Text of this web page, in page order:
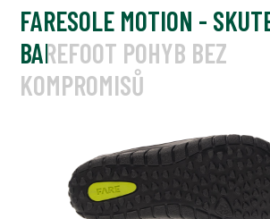
FARESOLE MOTION -
BAREFOOT POHYB BEZ
KOMPROMISŮ